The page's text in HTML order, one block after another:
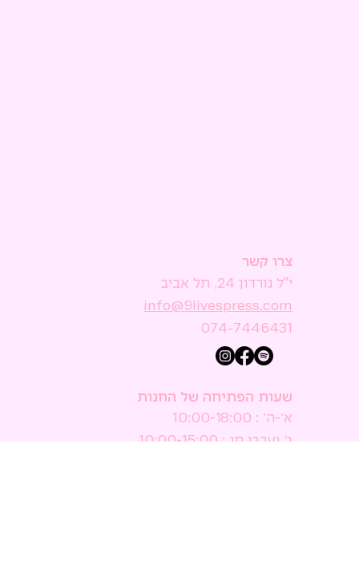
שעות הפתיחה של החנות
א׳-ה׳ : 10:00-18:00
ו׳ וערבי חג : 10:00-15:00
צרו קשר
י"ל גורדון 24, תל אביב
074-7446431